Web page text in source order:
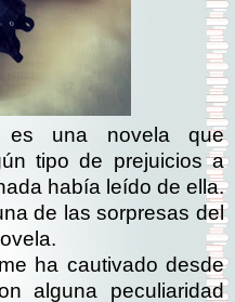
es una novela que
tipo de prejuicios a
había leído de ella.
de las sorpresas del
ha cautivado desde
alguna peculiaridad